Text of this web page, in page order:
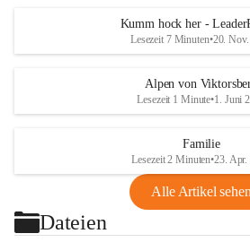
Kumm hock her -
Lesezeit 7 Minuten•20.
Alpen von
Lesezeit 1 Minute•1. Juni
Familie
Lesezeit 2 Minuten•23. Apr.
Alle Artikel sehen
Dateien